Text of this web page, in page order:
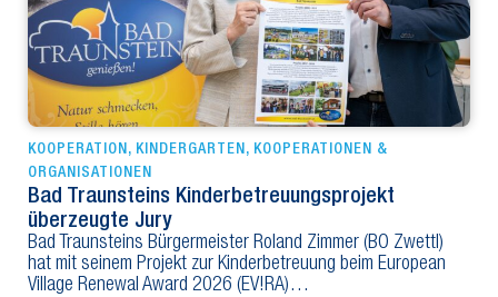
KOOPERATION , KINDERGARTEN , KOOPERATIONEN &
ORGANISATIONEN
Bad Traunsteins Kinderbetreuungsprojekt
überzeugte Jury
Bad Traunsteins Bürgermeister Roland Zimmer (BO Zwettl)
hat mit seinem Projekt zur Kinderbetreuung beim European
Village Renewal Award 2026 (EV!RA)…